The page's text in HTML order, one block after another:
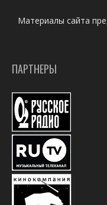
Материалы сайта
ПАРТНЕРЫ